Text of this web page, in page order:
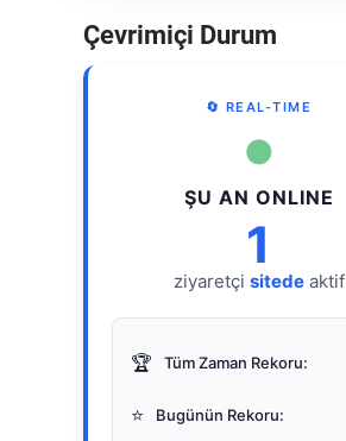
Çevrimiçi Durum
🔄 REAL-TIME
●
ŞU AN ONLINE
1
ziyaretçi sitedeaktif
🏆 Tüm Zaman Rekoru:
⭐ Bugünün Rekoru: